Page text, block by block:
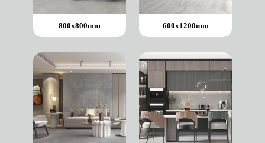
800x800mm 600x1200mm